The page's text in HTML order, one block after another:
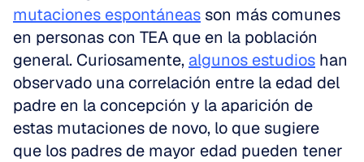
mutaciones espontáneas son más comunes
en personas con TEA que en la población
general. Curiosamente, algunos estudios han
observado una correlación entre la edad del
padre en la concepción y la aparición de
estas mutaciones de novo, lo que sugiere
que los padres de mayor edad pueden tener